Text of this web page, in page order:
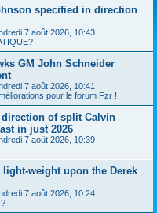
specified in direction
7 août 2026, 10:43
GM John Schneider
7 août 2026, 10:41
pour le forum Fzr !
of split Calvin
in just 2026
7 août 2026, 10:39
weight upon the Derek
7 août 2026, 10:24